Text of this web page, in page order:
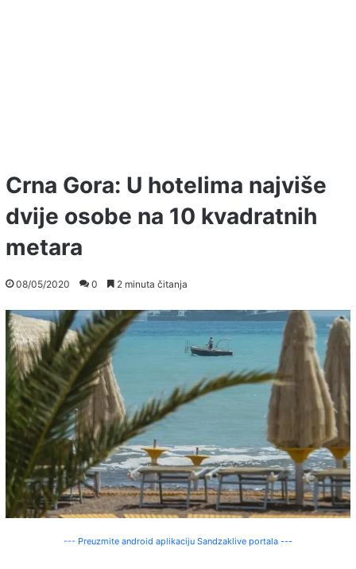
Crna Gora: U hotelima najviše
dvije osobe na 10 kvadratnih
metara
08/05/2020 0 2 minuta čitanja
--- Preuzmite android aplikaciju Sandzaklive portala ---